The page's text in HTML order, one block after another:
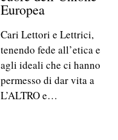
Europea
Cari Lettori e Lettrici,
tenendo fede all’etica e
agli ideali che ci hanno
permesso di dar vita a
L’ALTRO e…